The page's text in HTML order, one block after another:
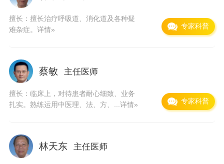
海南省中医男科治疗研究中心、中西医室8个和4
个门诊部。担负着向本省各市县等地区提供高水
平的中医及中西医医疗服务，并承担预防、保
及邻近省市疑难病人和港澳同胞、外宾的就医、
会诊工作。 国家特贴专家张永杰教授擅长运用中
西医结合理论与方法治疗冠心病、高血压病、糖
医德深受广大患者的信赖和赞誉，近年来主持完
成多项科研项目并获科技成果奖，目前主持研究
擅长：擅长治疗呼吸道、消化道及各种疑
难杂症。 详情» 专家科普
蔡敏 主任医师
擅长：临床上，对待患者耐心细致、业务
扎实。熟练运用中医理、法、方、... 详情» 专家科普
林天东 主任医师